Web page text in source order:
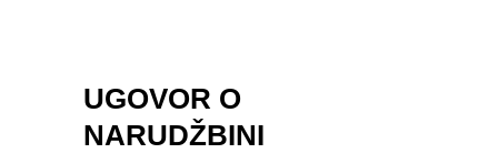
UGOVOR O
NARUDŽBINI